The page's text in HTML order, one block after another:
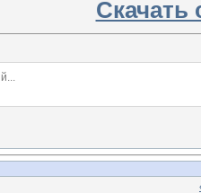
Скачать